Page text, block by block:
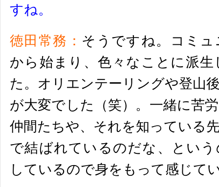
すね。
徳田常務： そうですね。コミ
から始まり、 色々なことに派
た。 オリエンテーリングや登山
が大変でした（笑）。 一緒に苦
仲間たちや、 それを知っている
で結ばれているのだな、とい
しているので身をもって感じて